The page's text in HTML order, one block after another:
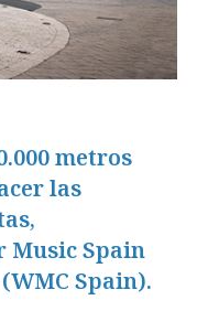
metros
las
Music Spain
Spain).